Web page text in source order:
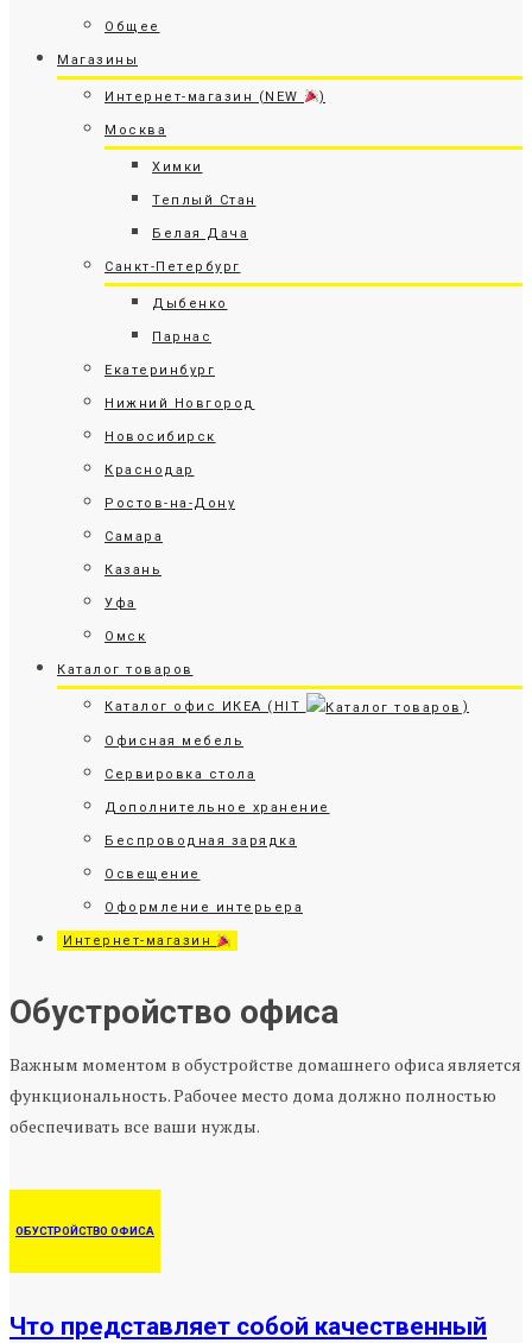
Общее
Магазины
Интернет-магазин (NEW )
Москва
Химки
Теплый Стан
Белая Дача
Санкт-Петербург
Дыбенко
Парнас
Екатеринбург
Нижний Новгород
Новосибирск
Краснодар
Ростов-на-Дону
Самара
Казань
Уфа
Омск
Каталог товаров
Каталог офис ИКЕА (HIT )
Офисная мебель
Сервировка стола
Дополнительное хранение
Беспроводная зарядка
Освещение
Оформление интерьера
Интернет-магазин
Обустройство офиса
Важным моментом в обустройстве домашнего офиса является
функциональность. Рабочее место дома должно полностью
обеспечивать все ваши нужды.
ОБУСТРОЙСТВО ОФИСА
Что представляет собой качественный